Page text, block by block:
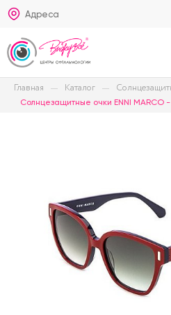
Адреса
Главная Каталог
Солнцезащитные очки ENNI MARCO